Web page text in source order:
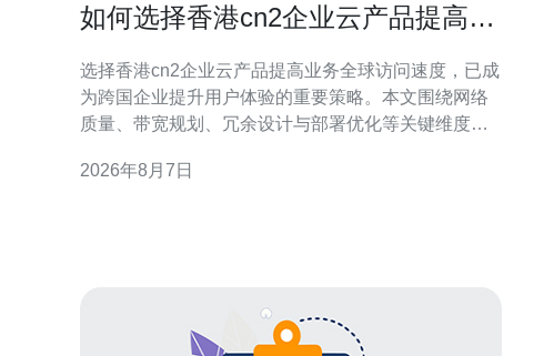
如何选择香港cn2企业云产品提高业
选择香港cn2企业云产品提高业务全球访问速度，已成
为跨国企业提升用户体验的重要策略。本文围绕网络
质量、带宽规划、冗余设计与部署优化等关键维度，
者快速锁定合适方案。 什么是香港CN2企业云产品 香
2026年8月7日